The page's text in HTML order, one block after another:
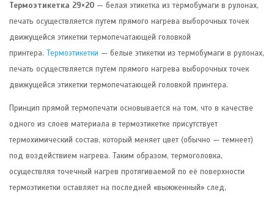
Термоэтикетка 29×20 — белая этикетка из термобумаги в рулонах,
печать осуществляется путем прямого нагрева выборочных точек
движущейся этикетки термопечатающей головкой
принтера. Термоэтикетки — белые этикетки из термобумаги в рулонах,
печать осуществляется путем прямого нагрева выборочных точек
движущейся этикетки термопечатающей головкой принтера.
Принцип прямой термопечати основывается на том, что в качестве
одного из слоев материала в термоэтикетке присутствует
термохимический состав, который меняет цвет (обычно — темнеет)
под воздействием нагрева. Таким образом, термоголовка,
осуществляя точечный нагрев протягиваемой по её поверхности
термоэтикетки оставляет на последней «выжженный» след,